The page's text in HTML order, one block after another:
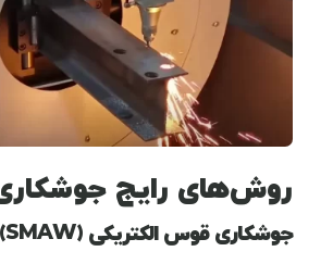
روش‌های رایج
جوشکاری قوس الکتریکی (SMAW)